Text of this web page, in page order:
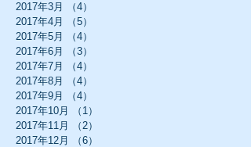
2017年3月
（4）
2017年4月
（5）
2017年5月
（4）
2017年6月
（3）
2017年7月
（4）
2017年8月
（4）
2017年9月
（4）
2017年10月
（1）
2017年11月
（2）
2017年12月
（6）